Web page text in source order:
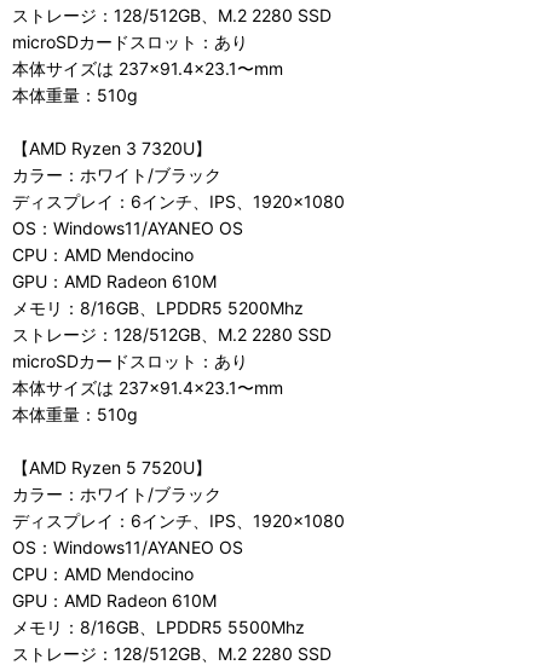
ストレージ：128/512GB、M.2 2280 SSD
microSDカードスロット：あり
本体サイズは 237×91.4×23.1〜mm
本体重量：510g
【AMD Ryzen 3 7320U】
カラー：ホワイト/ブラック
ディスプレイ：6インチ、IPS、1920×1080
OS：Windows11/AYANEO OS
CPU：AMD Mendocino
GPU：AMD Radeon 610M
メモリ：8/16GB、LPDDR5 5200Mhz
ストレージ：128/512GB、M.2 2280 SSD
microSDカードスロット：あり
本体サイズは 237×91.4×23.1〜mm
本体重量：510g
【AMD Ryzen 5 7520U】
カラー：ホワイト/ブラック
ディスプレイ：6インチ、IPS、1920×1080
OS：Windows11/AYANEO OS
CPU：AMD Mendocino
GPU：AMD Radeon 610M
メモリ：8/16GB、LPDDR5 5500Mhz
ストレージ：128/512GB、M.2 2280 SSD